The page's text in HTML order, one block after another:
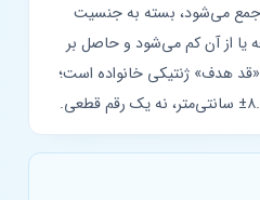
می‌شود، بسته به جنسیت
یا از آن کم می‌شود و حاصل بر
هدف» ژنتیکی خانواده است؛